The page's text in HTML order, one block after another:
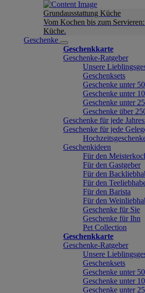
Grundausstattung Küche
Vom Kochen bis zum
Küche.
Geschenke
Geschenkkarte
Geschenke-Ratgeber
Unsere
Geschenksets
Geschenke unter
Geschenke unter
Geschenke unter
Geschenke über
Geschenke für jede
Geschenke für jede
Geschenkideen
Für den
Für den Gastgeber
Für den
Für den
Für den Barista
Für den
Geschenke für Sie
Geschenke für Ihn
Pet Collection
Geschenkkarte
Geschenke-Ratgeber
Unsere
Geschenksets
Geschenke unter
Geschenke unter
Geschenke unter